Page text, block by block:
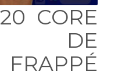
CORE
DE